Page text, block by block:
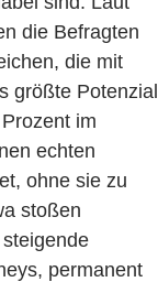
die Befragten
die mit
größte Potenzial
im
echten
ohne sie zu
stoßen
permanent